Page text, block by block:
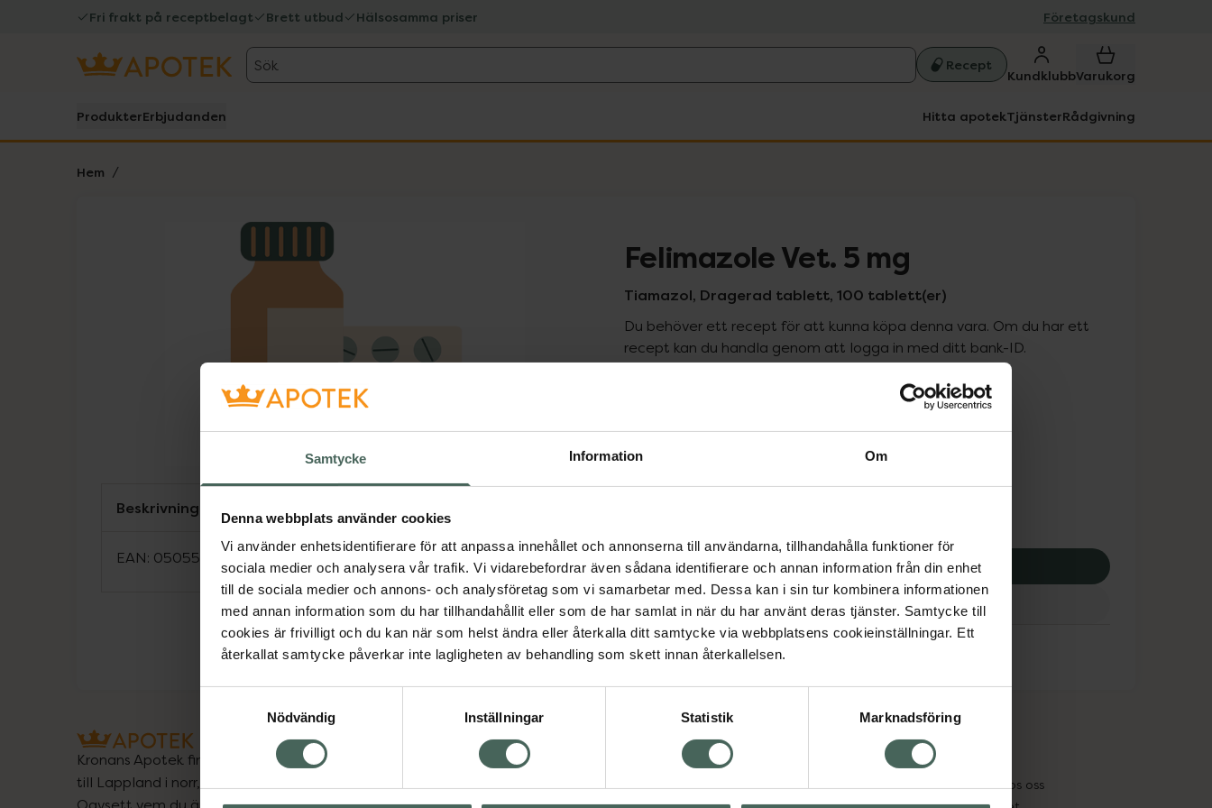
Samtycke Information Om
Denna webbplats använder cookies
Vi använder enhetsidentifierare för att anpassa innehållet och annonserna till användarna, tillhandahålla funktioner för
sociala medier och analysera vår trafik. Vi vidarebefordrar även sådana identifierare och annan information från din enhet
till de sociala medier och annons- och analysföretag som vi samarbetar med. Dessa kan i sin tur kombinera informationen
med annan information som du har tillhandahållit eller som de har samlat in när du har använt deras tjänster. Samtycke till
cookies är frivilligt och du kan när som helst ändra eller återkalla ditt samtycke via webbplatsens cookieinställningar. Ett
återkallat samtycke påverkar inte lagligheten av behandling som skett innan återkallelsen.
Nödvändig
Inställningar Statistik Marknadsföring
Fri frakt på receptbelagt Brett utbud Hälsosamma priser Företagskund
Sök Recept
KundklubbVarukorg
ProdukterErbjudanden Hitta apotekTjänsterRådgivning
Hem
Lista: . Innehåller 1 objekt. Felimazole Vet. 5 mg
Tiamazol, Dragerad tablett, 100 tablett(er)
Du behöver ett recept för att kunna köpa denna vara. Om du har ett
recept kan du handla genom att logga in med ditt bank-ID.
Pris med recept
Högkostnadsskyddet gäller inte
361,83 kr
Köp via ditt recept
Aktuella erbjudanden
Beskrivning
EAN: 05055031418824
Kronans Apotek finns här för dig. Du hittar oss från Skåne i syd
till Lappland i norr, och online i mobilen och på datorn.
Oavsett vem du är så är det vårt uppdrag att hjälpa just dig
Om recept och läkemedel
Jobba hos oss